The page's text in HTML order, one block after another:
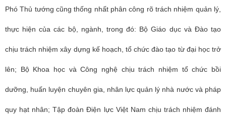
Phó Thủ tướng cũng thống nhất phân công rõ trách nhiệm quản lý,
thực hiện của các bộ, ngành, trong đó: Bộ Giáo dục và Đào tạo
chịu trách nhiệm xây dựng kế hoạch, tổ chức đào tạo từ đại học trở
lên; Bộ Khoa học và Công nghệ chịu trách nhiệm tổ chức bồi
dưỡng, huấn luyện chuyên gia, nhân lực quản lý nhà nước và pháp
quy hạt nhân; Tập đoàn Điện lực Việt Nam chịu trách nhiệm đánh